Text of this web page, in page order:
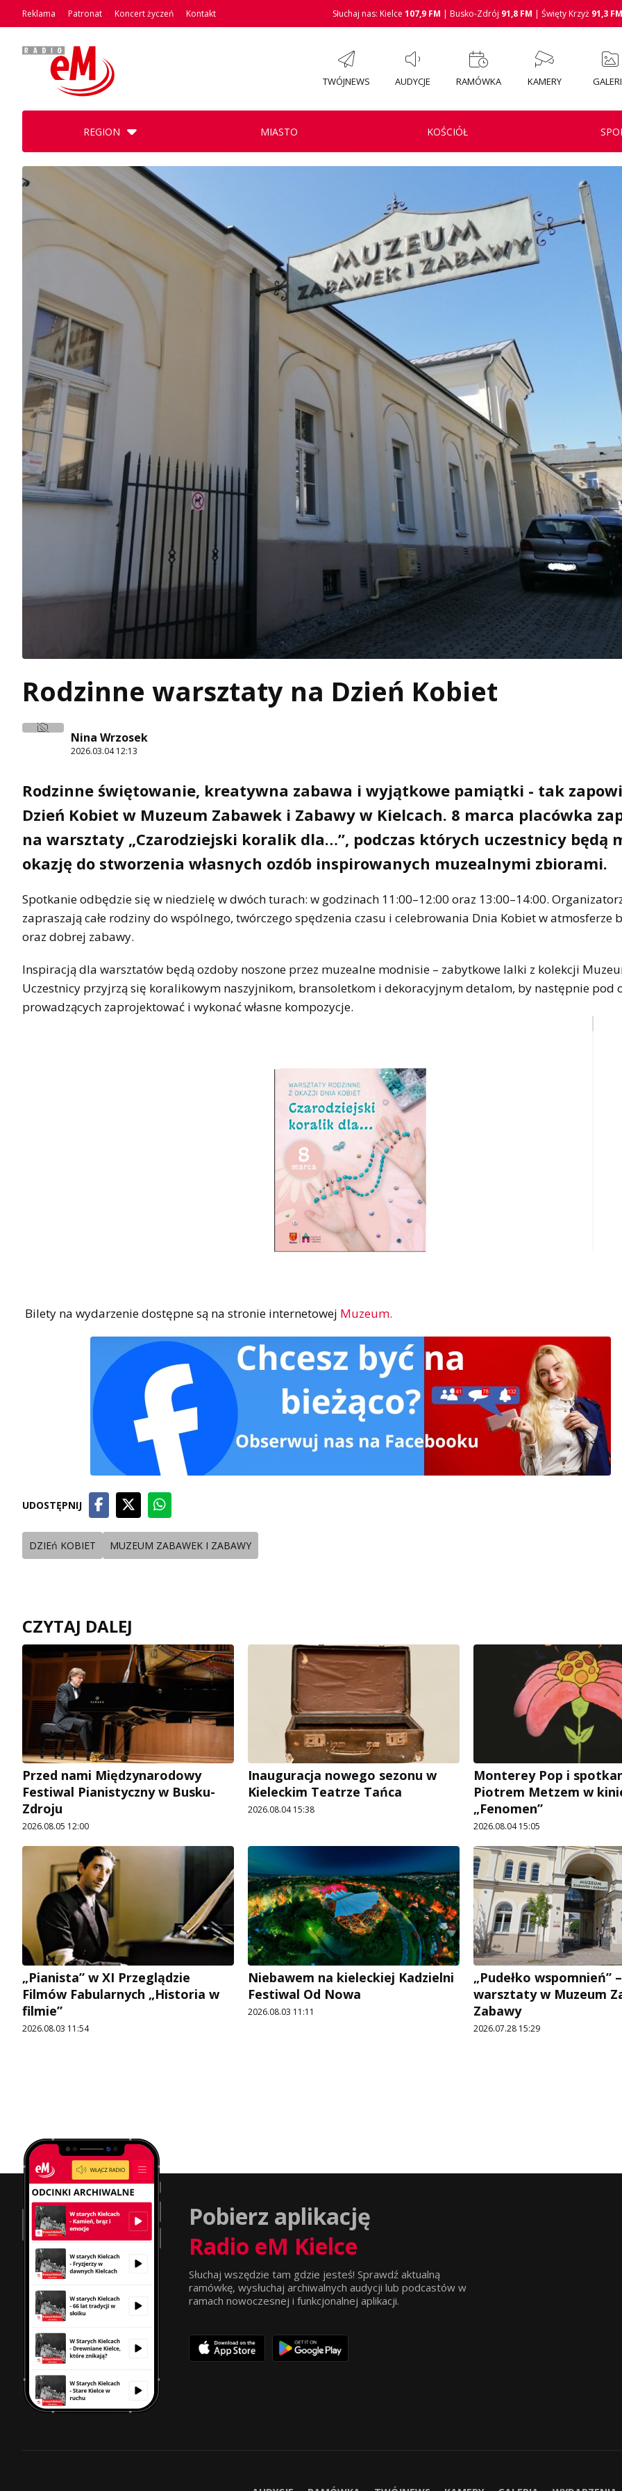
Reklama Patronat Koncert życzeń Kontakt Słuchaj nas: Kielce 107,9 FM | Busko-Zdrój 91,8 FM | Święty Krzyż 91,3 FM
TWÓJNEWS AUDYCJE RAMÓWKA KAMERY
REGION MIASTO KOŚCIÓŁ
Rodzinne warsztaty na Dzień Kobiet
Nina Wrzosek
2026.03.04 12:13
Rodzinne świętowanie, kreatywna zabawa i wyjątkowe pamiątki - tak
Dzień Kobiet w Muzeum Zabawek i Zabawy w Kielcach. 8 marca placówka
na warsztaty „Czarodziejski koralik dla…”, podczas których uczestnicy będą
okazję do stworzenia własnych ozdób inspirowanych muzealnymi zbiorami.
Spotkanie odbędzie się w niedzielę w dwóch turach: w godzinach 11:00–12:00 oraz 13:00–14:00.
zapraszają całe rodziny do wspólnego, twórczego spędzenia czasu i celebrowania Dnia Kobiet w atmosferze
oraz dobrej zabawy.
Inspiracją dla warsztatów będą ozdoby noszone przez muzealne modnisie – zabytkowe lalki z kolekcji
Uczestnicy przyjrzą się koralikowym naszyjnikom, bransoletkom i dekoracyjnym detalom, by następnie pod
prowadzących zaprojektować i wykonać własne kompozycje.
Bilety na wydarzenie dostępne są na stronie internetowej Muzeum.
UDOSTĘPNIJ
DZIEń KOBIET MUZEUM ZABAWEK I ZABAWY
CZYTAJ DALEJ
Przed nami Międzynarodowy
Festiwal Pianistyczny w Busku-
Zdroju
2026.08.05 12:00
Inauguracja nowego sezonu w
Kieleckim Teatrze Tańca
2026.08.04 15:38
Monterey Pop i
Piotrem Metzem w
„Fenomen”
2026.08.04 15:05
„Pianista” w XI Przeglądzie
Filmów Fabularnych „Historia w
filmie”
2026.08.03 11:54
Niebawem na kieleckiej Kadzielni
Festiwal Od Nowa
2026.08.03 11:11
„Pudełko wspomnień”
warsztaty w Muzeum
Zabawy
2026.07.28 15:29
Pobierz aplikację
Radio eM Kielce
Słuchaj wszędzie tam gdzie jesteś! Sprawdź aktualną
ramówkę, wysłuchaj archiwalnych audycji lub podcastów w
ramach nowoczesnej i funkcjonalnej aplikacji.